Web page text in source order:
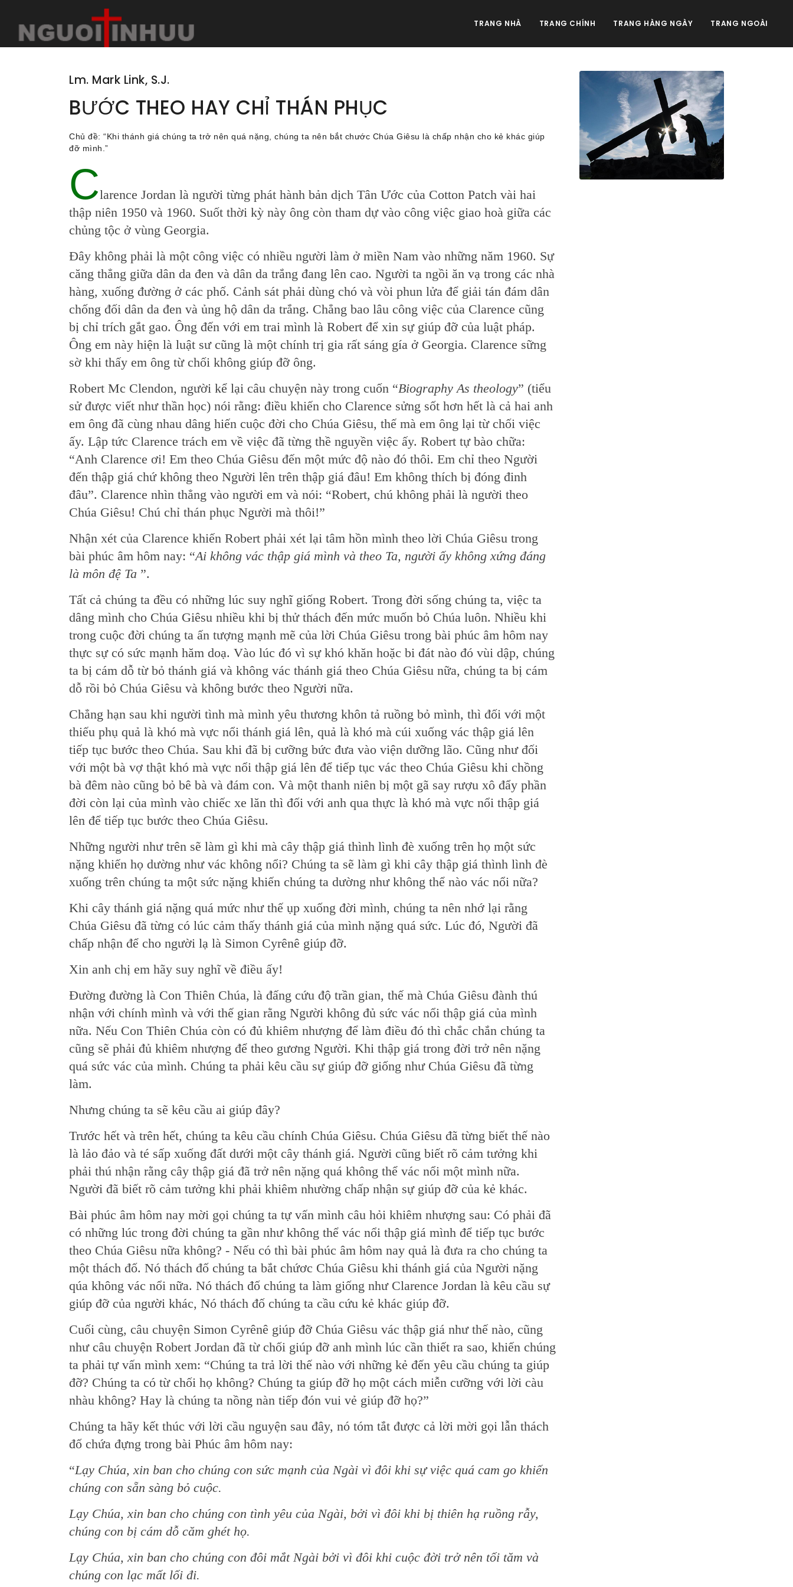
TRANG NHÀ TRANG CHÍNH TRANG HÀNG NGÀY TRANG NGOÀI
Lm. Mark Link, S.J.
BƯỚC THEO HAY CHỈ THÁN PHỤC
Chủ đề: “Khi thánh giá chúng ta trở nên quá nặng, chúng ta nên bắt chước Chúa Giêsu là chấp nhận cho kẻ khác giúp
đỡ mình.”
Clarence Jordan là người từng phát hành bản dịch Tân Ước của Cotton Patch vài hai
thập niên 1950 và 1960. Suốt thời kỳ này ông còn tham dự vào công việc giao hoà giữa các
chủng tộc ở vùng Georgia.
Ðây không phải là một công việc có nhiều người làm ở miền Nam vào những năm 1960. Sự
căng thẳng giữa dân da đen và dân da trắng đang lên cao. Người ta ngồi ăn vạ trong các nhà
hàng, xuống đường ở các phố. Cảnh sát phải dùng chó và vòi phun lửa để giải tán đám dân
chống đối dân da đen và ủng hộ dân da trắng. Chẳng bao lâu công việc của Clarence cũng
bị chỉ trích gắt gao. Ông đến với em trai mình là Robert để xin sự giúp đỡ của luật pháp.
Ông em này hiện là luật sư cũng là một chính trị gia rất sáng gía ở Georgia. Clarence sững
sờ khi thấy em ông từ chối không giúp đỡ ông.
Robert Mc Clendon, người kể lại câu chuyện này trong cuốn “Biography As theology” (tiểu
sử được viết như thần học) nói rằng: điều khiến cho Clarence sửng sốt hơn hết là cả hai anh
em ông đã cùng nhau dâng hiến cuộc đời cho Chúa Giêsu, thế mà em ông lại từ chối việc
ấy. Lập tức Clarence trách em về việc đã từng thề nguyền việc ấy. Robert tự bào chữa:
“Anh Clarence ơi! Em theo Chúa Giêsu đến một mức độ nào đó thôi. Em chỉ theo Người
đến thập giá chứ không theo Người lên trên thập giá đâu! Em không thích bị đóng đinh
đâu”. Clarence nhìn thẳng vào người em và nói: “Robert, chú không phải là người theo
Chúa Giêsu! Chú chỉ thán phục Người mà thôi!”
Nhận xét của Clarence khiến Robert phải xét lại tâm hồn mình theo lời Chúa Giêsu trong
bài phúc âm hôm nay: “Ai không vác thập giá mình và theo Ta, người ấy không xứng đáng
là môn đệ Ta ”.
Tất cả chúng ta đều có những lúc suy nghĩ giống Robert. Trong đời sống chúng ta, việc ta
dâng mình cho Chúa Giêsu nhiều khi bị thử thách đến mức muốn bỏ Chúa luôn. Nhiều khi
trong cuộc đời chúng ta ấn tượng mạnh mẽ của lời Chúa Giêsu trong bài phúc âm hôm nay
thực sự có sức mạnh hăm doạ. Vào lúc đó vì sự khó khăn hoặc bi đát nào đó vùi dập, chúng
ta bị cám dỗ từ bỏ thánh giá và không vác thánh giá theo Chúa Giêsu nữa, chúng ta bị cám
dỗ rồi bỏ Chúa Giêsu và không bước theo Người nữa.
Chẳng hạn sau khi người tình mà mình yêu thương khôn tả ruồng bỏ mình, thì đối với một
thiếu phụ quả là khó mà vực nổi thánh giá lên, quả là khó mà cúi xuống vác thập giá lên
tiếp tục bước theo Chúa. Sau khi đã bị cưỡng bức đưa vào viện dưỡng lão. Cũng như đối
với một bà vợ thật khó mà vực nổi thập giá lên để tiếp tục vác theo Chúa Giêsu khi chồng
bà đêm nào cũng bỏ bê bà và đám con. Và một thanh niên bị một gã say rượu xô đẩy phần
đời còn lại của mình vào chiếc xe lăn thì đối với anh qua thực là khó mà vực nổi thập giá
lên để tiếp tục bước theo Chúa Giêsu.
Những người như trên sẽ làm gì khi mà cây thập giá thình lình đè xuống trên họ một sức
nặng khiến họ dường như vác không nổi? Chúng ta sẽ làm gì khi cây thập giá thình lình đè
xuống trên chúng ta một sức nặng khiến chúng ta dường như không thể nào vác nổi nữa?
Khi cây thánh giá nặng quá mức như thế ụp xuống đời mình, chúng ta nên nhớ lại rằng
Chúa Giêsu đã từng có lúc cảm thấy thánh giá của mình nặng quá sức. Lúc đó, Người đã
chấp nhận để cho người lạ là Simon Cyrênê giúp đỡ.
Xin anh chị em hãy suy nghĩ về điều ấy!
Ðường đường là Con Thiên Chúa, là đấng cứu độ trần gian, thế mà Chúa Giêsu đành thú
nhận với chính mình và với thế gian rằng Người không đủ sức vác nổi thập giá của mình
nữa. Nếu Con Thiên Chúa còn có đủ khiêm nhượng để làm điều đó thì chắc chắn chúng ta
cũng sẽ phải đủ khiêm nhượng để theo gương Người. Khi thập giá trong đời trở nên nặng
quá sức vác của mình. Chúng ta phải kêu cầu sự giúp đỡ giống như Chúa Giêsu đã từng
làm.
Nhưng chúng ta sẽ kêu cầu ai giúp đây?
Trước hết và trên hết, chúng ta kêu cầu chính Chúa Giêsu. Chúa Giêsu đã từng biết thế nào
là lảo đảo và té sấp xuống đất dưới một cây thánh giá. Người cũng biết rõ cảm tưởng khi
phải thú nhận rằng cây thập giá đã trở nên nặng quá không thể vác nổi một mình nữa.
Người đã biết rõ cảm tưởng khi phải khiêm nhường chấp nhận sự giúp đỡ của kẻ khác.
Bài phúc âm hôm nay mời gọi chúng ta tự vấn mình câu hỏi khiêm nhượng sau: Có phải đã
có những lúc trong đời chúng ta gần như không thể vác nổi thập giá mình để tiếp tục bước
theo Chúa Giêsu nữa không? - Nếu có thì bài phúc âm hôm nay quả là đưa ra cho chúng ta
một thách đố. Nó thách đố chúng ta bắt chứơc Chúa Giêsu khi thánh giá của Người nặng
qúa không vác nổi nữa. Nó thách đố chúng ta làm giống như Clarence Jordan là kêu cầu sự
giúp đỡ của người khác, Nó thách đố chúng ta cầu cứu kẻ khác giúp đỡ.
Cuối cùng, câu chuyện Simon Cyrênê giúp đỡ Chúa Giêsu vác thập giá như thế nào, cũng
như câu chuyện Robert Jordan đã từ chối giúp đỡ anh mình lúc cần thiết ra sao, khiến chúng
ta phải tự vấn mình xem: “Chúng ta trả lời thế nào với những kẻ đến yêu cầu chúng ta giúp
đỡ? Chúng ta có từ chối họ không? Chúng ta giúp đỡ họ một cách miễn cưỡng với lời càu
nhàu không? Hay là chúng ta nồng nàn tiếp đón vui vẻ giúp đỡ họ?”
Chúng ta hãy kết thúc với lời cầu nguyện sau đây, nó tóm tắt được cả lời mời gọi lẫn thách
đố chứa đựng trong bài Phúc âm hôm nay:
“Lạy Chúa, xin ban cho chúng con sức mạnh của Ngài vì đôi khi sự việc quá cam go khiến
chúng con sẵn sàng bỏ cuộc.
Lạy Chúa, xin ban cho chúng con tình yêu của Ngài, bởi vì đôi khi bị thiên hạ ruồng rẫy,
chúng con bị cám dỗ căm ghét họ.
Lạy Chúa, xin ban cho chúng con đôi mắt Ngài bởi vì đôi khi cuộc đời trở nên tối tăm và
chúng con lạc mất lối đi.